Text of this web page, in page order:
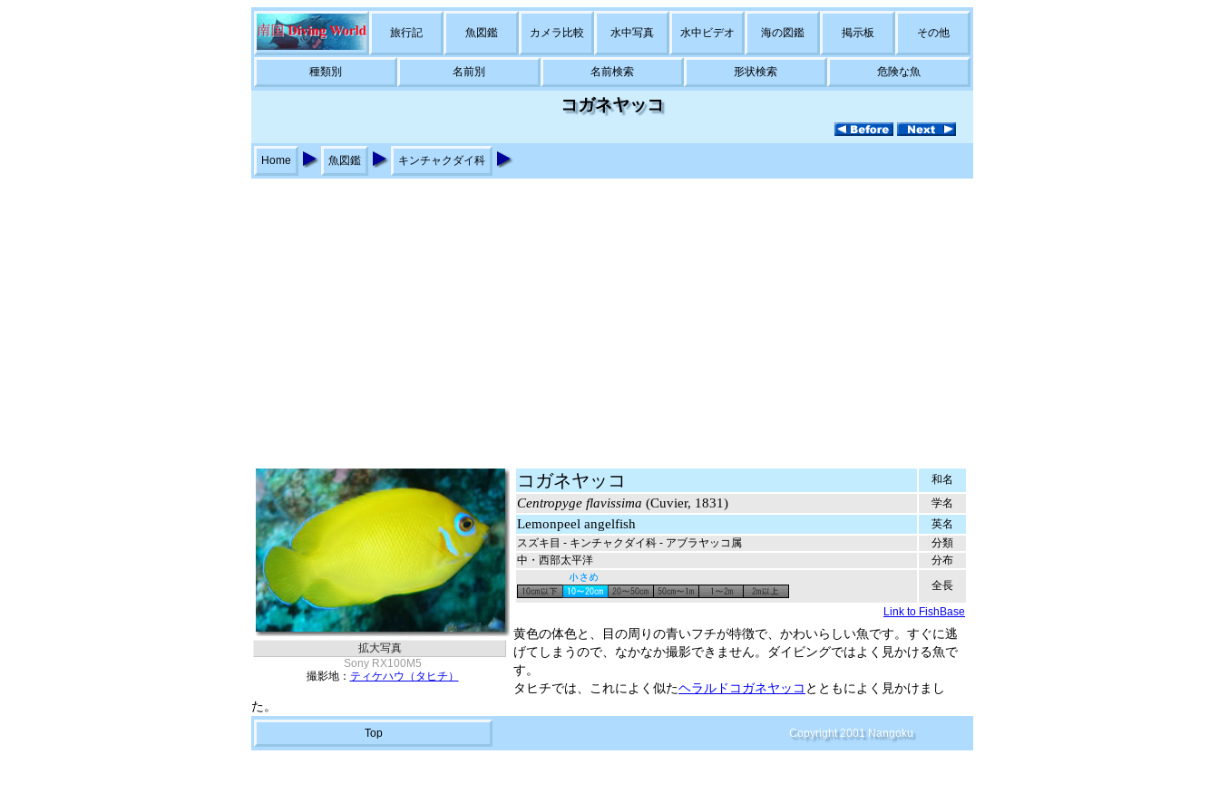
旅行記 魚図鑑 カメラ比較 水中写真 水中ビデオ 海の図鑑 掲示板 その他
種類別 名前別 名前検索 形状検索 危険な魚
コガネヤッコ
Home 魚図鑑 キンチャクダイ科
コガネヤッコ 和名
Centropyge flavissima (Cuvier, 1831) 学名
Lemonpeel angelfish
英名
スズキ目 - キンチャクダイ科 - アブラヤッコ属
分類
中・西部太平洋
分布
全長
Link to FishBase
拡大写真
Sony RX100M5
撮影地： ティケハウ（タヒチ）
黄色の体色と、目の周りの青いフチが特徴で、かわいらしい魚です。すぐに逃
げてしまうので、なかなか撮影できません。ダイビングではよく見かける魚で
す。
タヒチでは、これによく似たヘラルドコガネヤッコ とともによく見かけまし
た。
Top Copyright 2001 Nangoku